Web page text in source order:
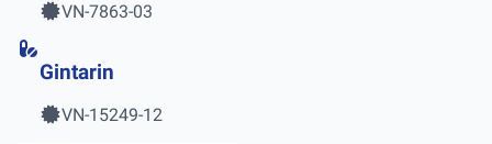
VN-7863-03
Gintarin
VN-15249-12